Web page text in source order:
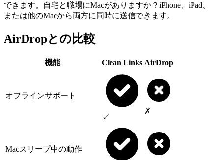
できます。自宅と職場にMacがありますか？iPhone、iPad、
または他のMacから両方に同時に送信できます。
AirDropとの比較
機能 Clean Links AirDrop
オフラインサポート
✓
✗
Macスリープ中の動作